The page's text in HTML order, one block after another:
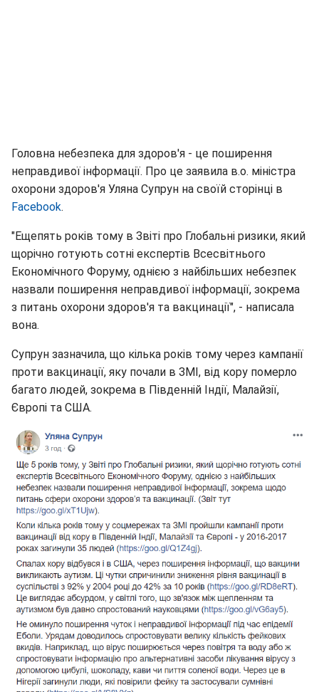
Головна небезпека для здоров'я - це поширення
неправдивої інформації. Про це заявила в.о. міністра
охорони здоров'я Уляна Супрун на своїй сторінці в
Facebook.
"Ещепять років тому в Звіті про Глобальні ризики, який
щорічно готують сотні експертів Всесвітнього
Економічного Форуму, однією з найбільших небезпек
назвали поширення неправдивої інформації, зокрема
з питань охорони здоров'я та вакцинації", - написала
вона.
Супрун зазначила, що кілька років тому через кампанії
проти вакцинації, яку почали в ЗМІ, від кору померло
багато людей, зокрема в Південній Індії, Малайзії,
Європі та США.